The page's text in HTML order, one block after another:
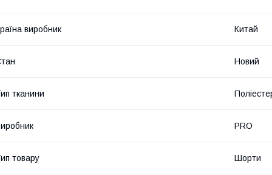
виробник Китай
Новий
тканини
PRO
товару Шорти